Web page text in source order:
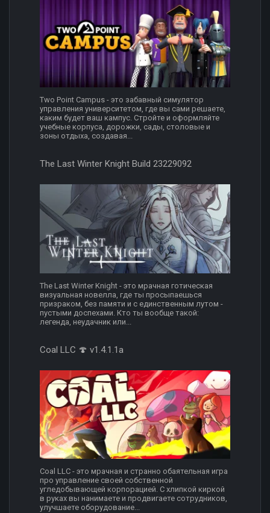
Two Point Campus - это забавный симулятор
управления университетом, где вы сами решаете,
каким будет ваш кампус. Стройте и оформляйте
учебные корпуса, дорожки, сады, столовые и
зоны отдыха, создавая...
The Last Winter Knight Build 23229092
The Last Winter Knight - это мрачная готическая
визуальная новелла, где ты просыпаешься
призраком, без памяти и с единственным лутом -
пустыми доспехами. Кто ты вообще такой:
легенда, неудачник или...
Coal LLC 🍄 v1.4.1.1a
Coal LLC - это мрачная и странно обаятельная игра
про управление своей собственной
угледобывающей корпорацией. С хлипкой киркой
в руках вы нанимаете и продвигаете сотрудников,
улучшаете оборудование...